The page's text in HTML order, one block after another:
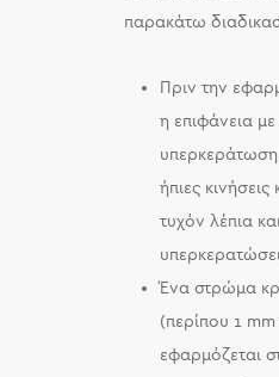
παρακάτω
Πριν την
η επιφάνεια με
υπερκεράτωση
ήπιες
τυχόν λέπια
Ένα στρώμα
(περίπου 1
εφαρμόζεται